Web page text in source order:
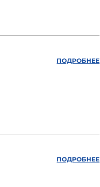
ПОДРОБНЕЕ
ПОДРОБНЕЕ